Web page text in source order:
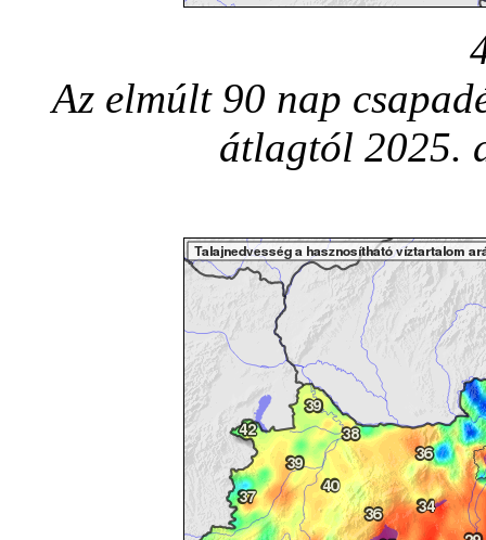
Az elmúlt 90 nap
átlagtól 2025.